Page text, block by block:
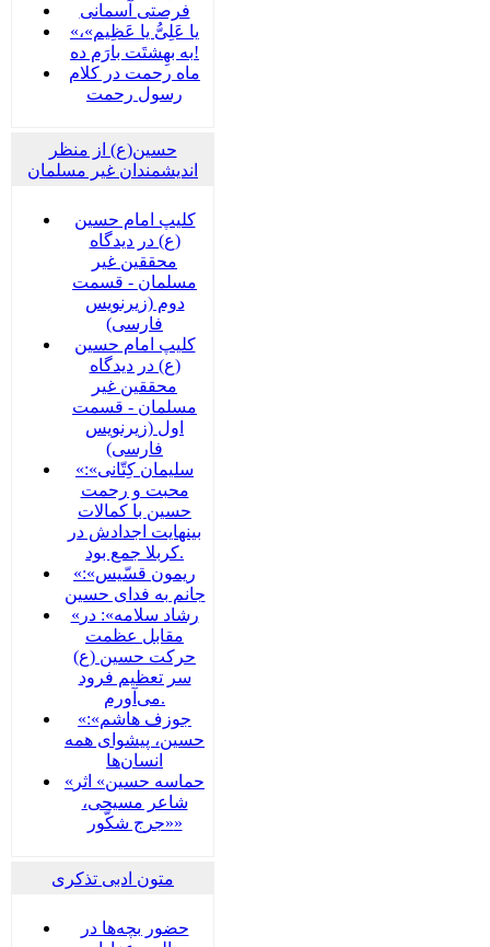
فرصتی آسمانی
«یا عَلِیُّ یا عَظِیم»،
به بهِشتَت بارَم ده!
ماه رحمت در کلام
رسول رحمت
حسین(ع) از منظر
اندیشمندان غیر مسلمان
کلیپ امام حسین
(ع) در دیدگاه
محققین غیر
مسلمان - قسمت
دوم (زیرنویس
فارسی)
کلیپ امام حسین
(ع) در دیدگاه
محققین غیر
مسلمان - قسمت
اول (زیرنویس
فارسی)
«سلیمان کِتّانی»:
محبت و رحمت
حسین با کمالات
بینهایت اجدادش در
کربلا جمع بود.
«ریمون قسّیس»:
جانم به فدای حسین
«رشاد سلامه»: در
مقابل عظمت
حرکت حسین (ع)
سر تعظیم فرود
می‌آورم.
«جوزف هاشم»:
حسین، پیشوای همه
انسان‌ها
«حماسه حسین» اثر
شاعر مسیحی،
«جرج شکّور»
متون ادبی تذکری
حضور بچه‌‌‌ها در